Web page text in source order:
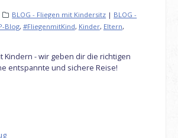
BLOG - Fliegen mit Kindersitz | BLOG -
Blog, #FliegenmitKind, Kinder, Eltern,
Kindern - wir geben dir die richtigen
entspannte und sichere Reise!